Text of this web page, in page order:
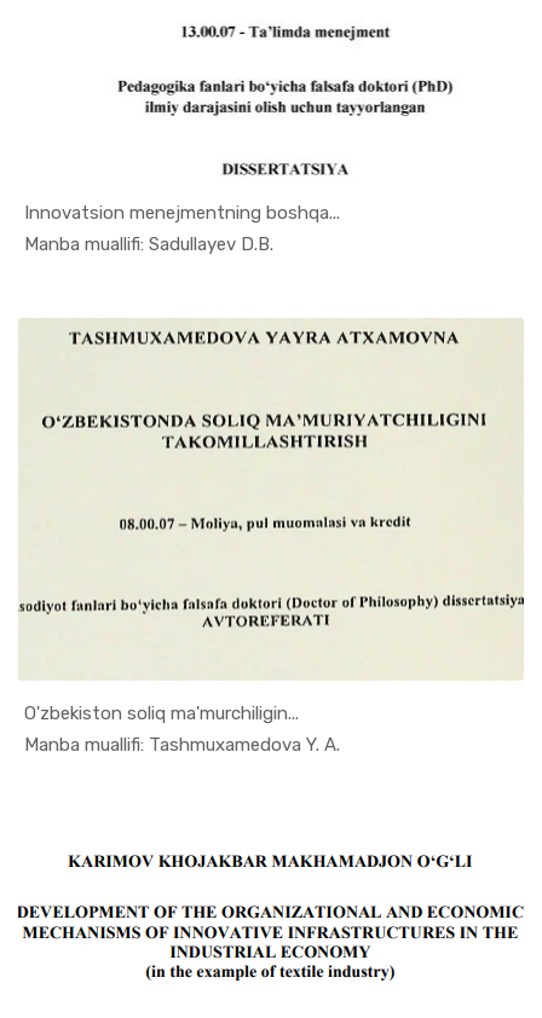
Innovatsion menejmentning boshqa...
Manba muallifi: Sadullayev D.B.
In Ilmiy t...
O'zbekiston soliq ma'murchiligin...
Manba muallifi: Tashmuxamedova Y. A.
In Ilmiy t...